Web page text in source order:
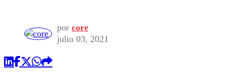
Universidad Católica
Universidad de Chile
Política
Sustentabilidad
Comercial
por core
julio 03, 2021